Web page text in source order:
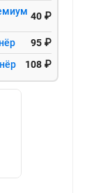
40 ₽
95 ₽
108 ₽